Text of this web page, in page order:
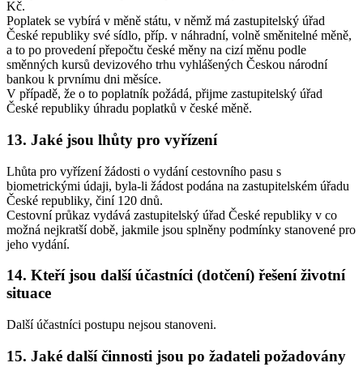
Kč.
Poplatek se vybírá v měně státu, v němž má zastupitelský úřad
České republiky své sídlo, příp. v náhradní, volně směnitelné měně,
a to po provedení přepočtu české měny na cizí měnu podle
směnných kursů devizového trhu vyhlášených Českou národní
bankou k prvnímu dni měsíce.
V případě, že o to poplatník požádá, přijme zastupitelský úřad
České republiky úhradu poplatků v české měně.
13. Jaké jsou lhůty pro vyřízení
Lhůta pro vyřízení žádosti o vydání cestovního pasu s
biometrickými údaji, byla-li žádost podána na zastupitelském úřadu
České republiky, činí 120 dnů.
Cestovní průkaz vydává zastupitelský úřad České republiky v co
možná nejkratší době, jakmile jsou splněny podmínky stanovené pro
jeho vydání.
14. Kteří jsou další účastníci (dotčení) řešení životní
situace
Další účastníci postupu nejsou stanoveni.
15. Jaké další činnosti jsou po žadateli požadovány